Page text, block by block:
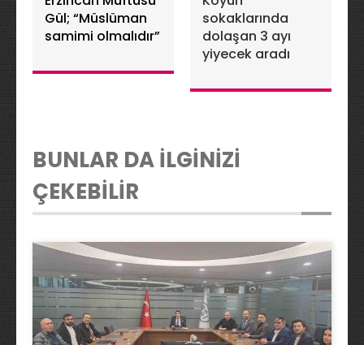
Gül; “Müslüman
samimi olmalıdır”
sokaklarında
dolaşan 3 ayı
yiyecek aradı
BUNLAR DA İLGİNİZİ
ÇEKEBİLİR